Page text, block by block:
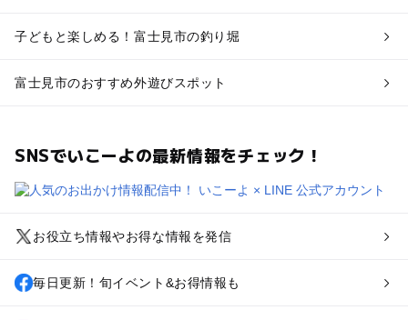
子どもと楽しめる！富士見市の釣り堀
富士見市のおすすめ外遊びスポット
SNSでいこーよの最新情報をチェック！
お役立ち情報やお得な情報を発信
毎日更新！旬イベント&お得情報も